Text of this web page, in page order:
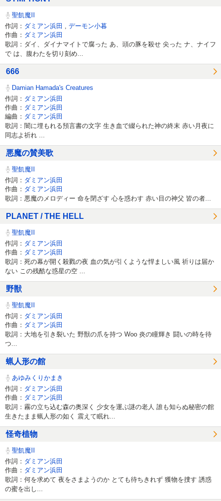
聖飢魔II
作詞： ダミアン浜田
デーモン小暮
作曲： ダミアン浜田
歌詞：ダイ、ダイナマイトで腐った あ、頭の豚を殺せ 尖った ナ、ナイフ
で は、腹わたを切り刻め...
666
Damian Hamada's Creatures
作詞： ダミアン浜田
作曲： ダミアン浜田
編曲： ダミアン浜田
歌詞：闇に埋もれる預言書の文字 生き血で綴られた神の終末 赤い月夜に
同志よ祈れ ...
悪魔の賛美歌
聖飢魔II
作詞： ダミアン浜田
作曲： ダミアン浜田
歌詞：悪魔のメロディー 命を閉ざす 心を惑わす 赤い目の神父 皆の者...
PLANET / THE HELL
聖飢魔II
作詞： ダミアン浜田
作曲： ダミアン浜田
歌詞：死の幕が開く殺戮の夜 血の気が引くような悍ましい風 祈りは届か
ない この残酷な惑星の空 ...
野獣
聖飢魔II
作詞： ダミアン浜田
作曲： ダミアン浜田
歌詞：大地を引き裂いた 野獣の爪を持つ Woo 炎の瞳輝き 闘いの時を待
つ...
蝋人形の館
あゆみくりかまき
作詞： ダミアン浜田
作曲： ダミアン浜田
歌詞：霧の立ち込む森の奥深く 少女を運ぶ謎の老人 誰も知らぬ秘密の館
生きたまま蝋人形の如く 震えて眠れ...
怪奇植物
聖飢魔II
作詞： ダミアン浜田
作曲： ダミアン浜田
歌詞：何を求めて 夜をさまようのか とても待ちきれず 獲物を捜す 誘惑
の蜜を出し...